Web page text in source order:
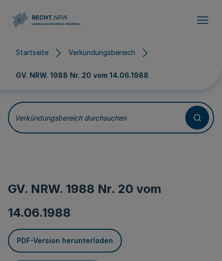
Startseite Verkündungsbereich
GV. NRW. 1988 Nr. 20 vom 14.06.1988
Verkündungsbereich durchsuchen
GV. NRW. 1988 Nr. 20 vom
14.06.1988
PDF-Version herunterladen